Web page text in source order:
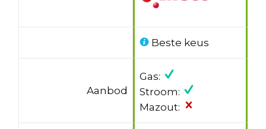
Beste keus
Aanbod
Gas:
Stroom:
Mazout: